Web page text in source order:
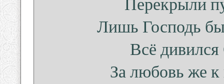
Лишь Господь
Всё
За любовь же